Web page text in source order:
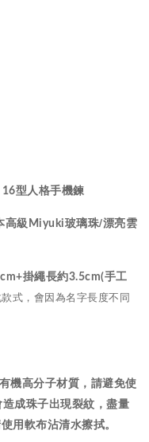
型人格手機鍊
高級Miyuki玻璃珠/漂亮雲
掛繩長約3.5cm(手工
式，會因為名字長度不同
機高分子材質，請避免使
成珠子出現裂紋，盡量
用軟布沾清水擦拭。